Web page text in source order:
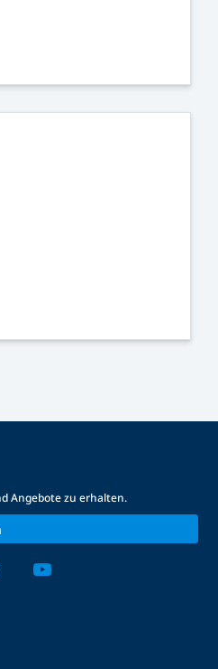
Angebote zu erhalten.